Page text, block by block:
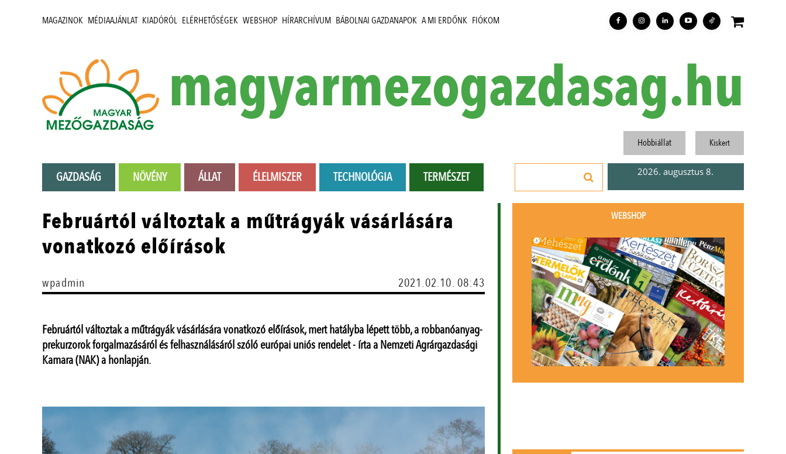
MAGAZINOK MÉDIAAJÁNLAT KIADÓRÓL ELÉRHETŐSÉGEK WEBSHOP HÍRARCHÍVUM BÁBOLNAI GAZDANAPOK A MI ERDŐNK FIÓKOM
magyarmezogazdasag.hu
GAZDASÁG NÖVÉNY ÁLLAT ÉLELMISZER TECHNOLÓGIA TERMÉSZET
Hobbiállat Kiskert
2026. augusztus 8.
Februártól változtak a műtrágyák vásárlására
vonatkozó előírások
wpadmin 2021.02.10. 08:43
Februártól változtak a műtrágyák vásárlására vonatkozó előírások, mert hatályba lépett több, a robbanóanyag-
prekurzorok forgalmazásáról és felhasználásáról szóló európai uniós rendelet - írta a Nemzeti Agrárgazdasági
Kamara (NAK) a honlapján.
WEBSHOP